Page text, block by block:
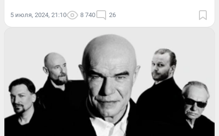
5 июля, 2024, 21:10 8 740 26